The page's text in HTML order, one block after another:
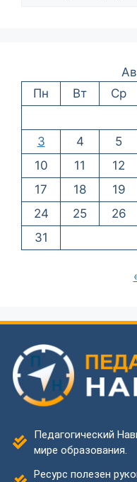
Пн
Вт Ср
3
4 5
10
11 12
17
18 19
24
25 26
31
Педагогический
мире образования.
Ресурс полезен